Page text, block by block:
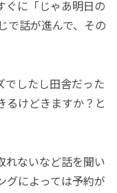
ぐに「じゃあ明日の
で話が進んで、その
でしたし田舎だった
るけどきますか？と
れないなど話を聞い
グによっては予約が